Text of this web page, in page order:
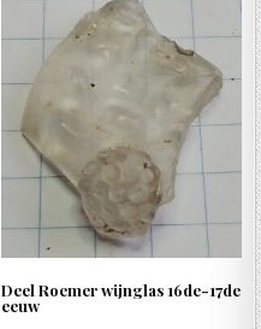
Deel Roemer wijnglas 16de-17de
eeuw